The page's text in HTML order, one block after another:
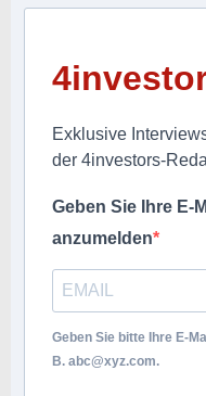
Exklusive
der 4investors-
Geben Sie Ihre E-
anzumelden
Geben Sie bitte Ihre E-
B. abc@xyz.com.